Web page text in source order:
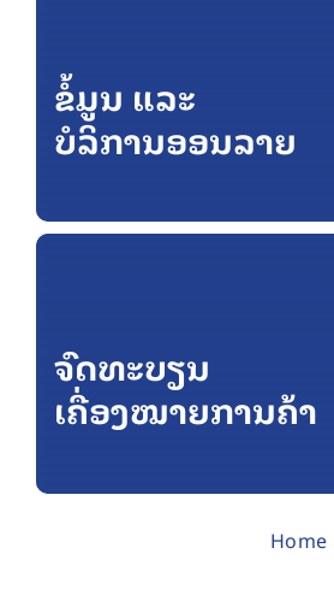
ຂໍ້ມູນ ແລະ
ບໍລິການອອນລາຍ
ຈົດທະບຽນ
ເຄື່ອງໝາຍການຄ້າ
Home